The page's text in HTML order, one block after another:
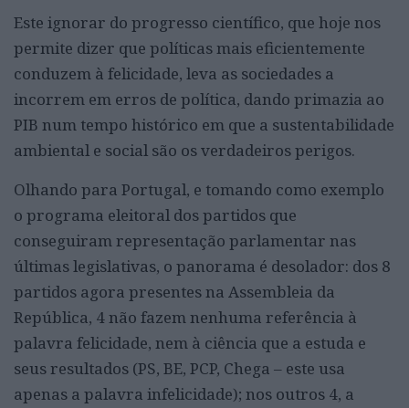
Este ignorar do progresso científico, que hoje nos
permite dizer que políticas mais eficientemente
conduzem à felicidade, leva as sociedades a
incorrem em erros de política, dando primazia ao
PIB num tempo histórico em que a sustentabilidade
ambiental e social são os verdadeiros perigos.
Olhando para Portugal, e tomando como exemplo
o programa eleitoral dos partidos que
conseguiram representação parlamentar nas
últimas legislativas, o panorama é desolador: dos 8
partidos agora presentes na Assembleia da
República, 4 não fazem nenhuma referência à
palavra felicidade, nem à ciência que a estuda e
seus resultados (PS, BE, PCP, Chega – este usa
apenas a palavra infelicidade); nos outros 4, a